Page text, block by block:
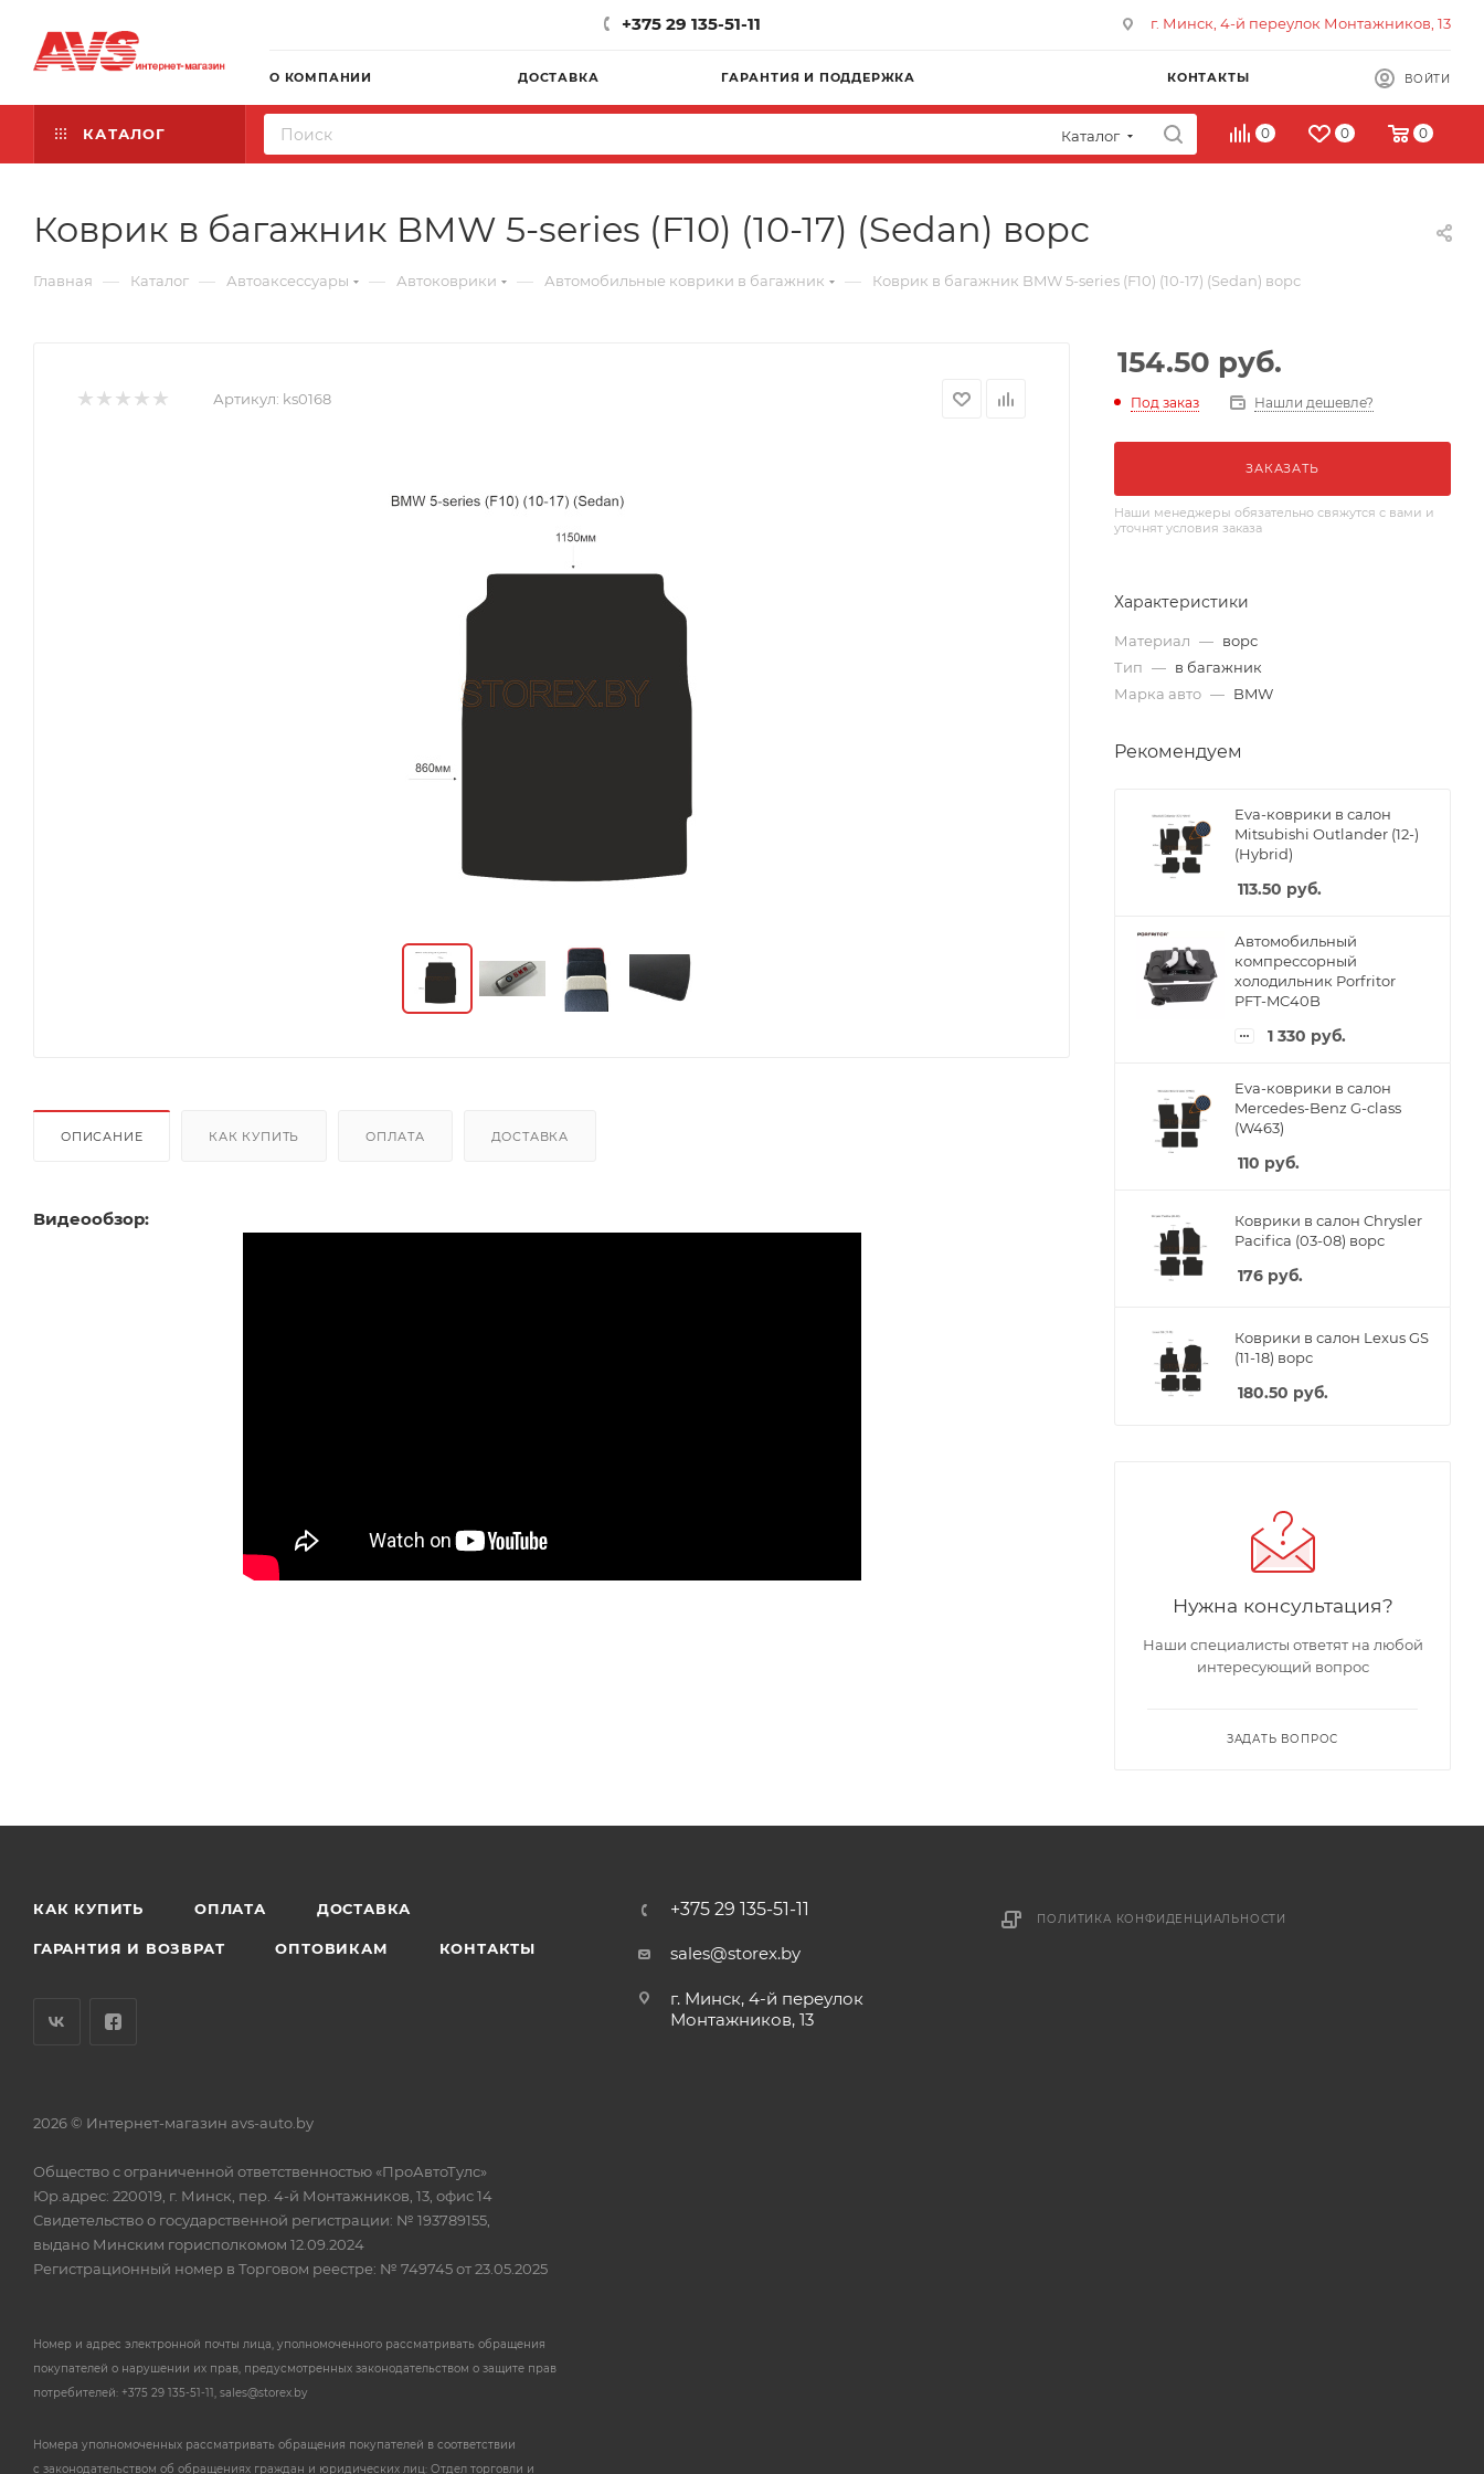
+375 29 135-51-11 г. Минск, 4-й переулок Монтажников, 13
О КОМПАНИИ ДОСТАВКА ГАРАНТИЯ И ПОДДЕРЖКА КОНТАКТЫ ВОЙТИ
КАТАЛОГ Каталог 0 0 0
Коврик в багажник BMW 5-series (F10) (10-17) (Sedan) ворс
Главная — Каталог — Автоаксессуары — Автоковрики — Автомобильные коврики в багажник — Коврик в багажник BMW 5-series (F10) (10-17) (Sedan) ворс
Артикул: ks0168
ОПИСАНИЕ КАК КУПИТЬ ОПЛАТА ДОСТАВКА
Видеообзор:
154.50 руб.
Под заказ Нашли дешевле?
ЗАКАЗАТЬ
Наши менеджеры обязательно свяжутся с вами и
уточнят условия заказа
Характеристики
Материал — ворс
Тип — в багажник
Марка авто — BMW
Рекомендуем
Eva-коврики в салон
Mitsubishi Outlander (12-)
(Hybrid)
113.50 руб.
Автомобильный
компрессорный
холодильник Porfritor
PFT-MC40B
1 330 руб.
Eva-коврики в салон
Mercedes-Benz G-class
(W463)
110 руб.
Коврики в салон Chrysler
Pacifica (03-08) ворс
176 руб.
Коврики в салон Lexus GS
(11-18) ворс
180.50 руб.
Нужна консультация?
Наши специалисты ответят на любой
интересующий вопрос
ЗАДАТЬ ВОПРОС
КАК КУПИТЬ ОПЛАТА ДОСТАВКА
ГАРАНТИЯ И ВОЗВРАТ ОПТОВИКАМ КОНТАКТЫ
+375 29 135-51-11
sales@storex.by
г. Минск, 4-й переулок
Монтажников, 13
ПОЛИТИКА КОНФИДЕНЦИАЛЬНОСТИ
2026 © Интернет-магазин avs-auto.by
Общество с ограниченной ответственностью «ПроАвтоТулс»
Юр.адрес: 220019, г. Минск, пер. 4-й Монтажников, 13, офис 14
Свидетельство о государственной регистрации: № 193789155,
выдано Минским горисполкомом 12.09.2024
Регистрационный номер в Торговом реестре: № 749745 от 23.05.2025
Номер и адрес электронной почты лица, уполномоченного рассматривать обращения
покупателей о нарушении их прав, предусмотренных законодательством о защите прав
потребителей: +375 29 135-51-11, sales@storex.by
Номера уполномоченных рассматривать обращения покупателей в соответствии
с законодательством об обращениях граждан и юридических лиц: Отдел торговли и